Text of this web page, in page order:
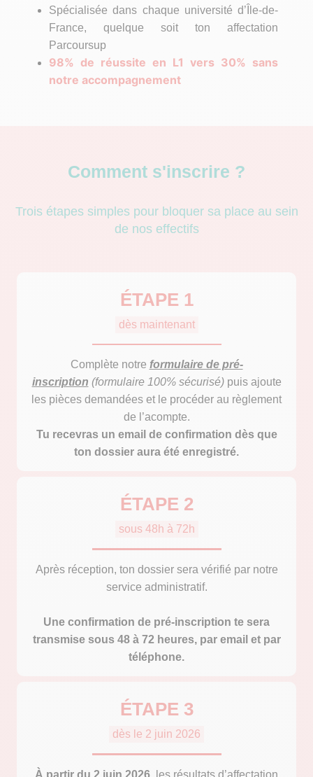
Spécialisée dans chaque université d’Île-de-
France, quelque soit ton affectation
Parcoursup
98% de réussite en L1 vers 30% sans
notre accompagnement
Comment s'inscrire ?
Trois étapes simples pour bloquer sa place au sein
de nos effectifs
ÉTAPE 1
dès maintenant
Complète notre formulaire de pré-
inscription (formulaire 100% sécurisé)puis ajoute
les pièces demandées et le procéder au règlement
de l’acompte.
Tu recevras un email de confirmation dès que
ton dossier aura été enregistré.
ÉTAPE 2
sous 48h à 72h
Après réception, ton dossier sera vérifié par notre
service administratif.
Une confirmation de pré-inscription te sera
transmise sous 48 à 72 heures, par email et par
téléphone.
ÉTAPE 3
dès le 2 juin 2026